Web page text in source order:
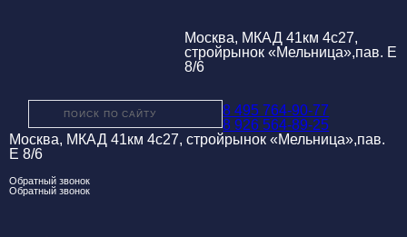
Москва, МКАД 41км 4с27,
стройрынок «Мельница»,пав. Е
8/6
8 495 764-90-77
8 926 564-89-25
Москва, МКАД 41км 4с27, стройрынок «Мельница»,пав.
Е 8/6
Обратный звонок
Обратный звонок